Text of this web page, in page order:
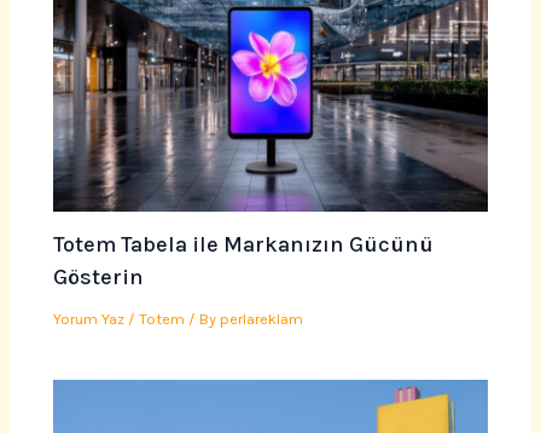
Totem Tabela ile Markanızın Gücünü
Gösterin
Yorum Yaz /Totem / Byperlareklam